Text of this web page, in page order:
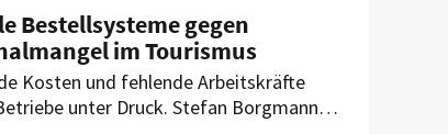
Bestellsysteme gegen
im Tourismus
Kosten und fehlende Arbeitskräfte
unter Druck. Stefan Borgmann,